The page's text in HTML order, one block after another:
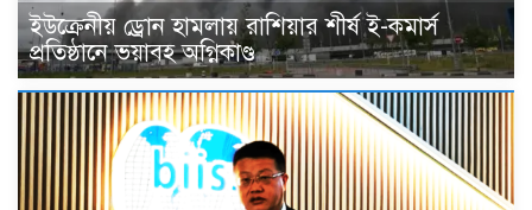
ইউক্রেনীয় ড্রোন হামলায় রাশিয়ার শীর্ষ ই-কমার্স
প্রতিষ্ঠানে ভয়াবহ অগ্নিকাণ্ড